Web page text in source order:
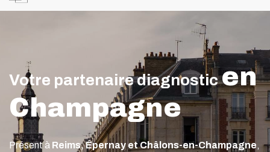
Votre partenaire
Champagne
Reims, Épernay et Châlons-en-Champagne,